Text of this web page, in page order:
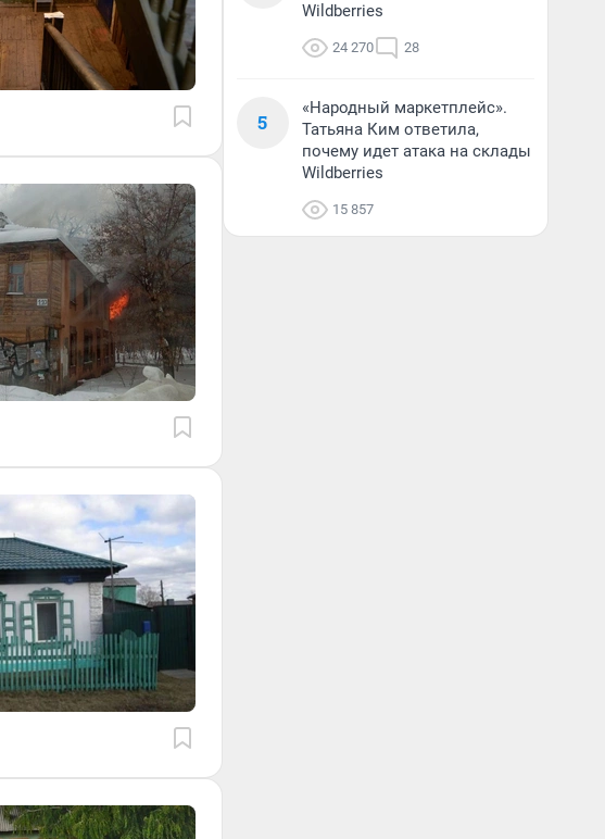
Wildberries
24 270 28
5
«Народный маркетплейс».
Татьяна Ким ответила,
почему идет атака на склады
Wildberries
15 857